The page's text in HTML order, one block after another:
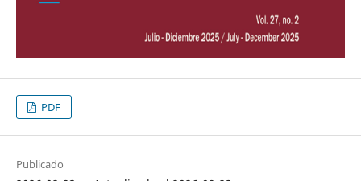
PDF
Publicado